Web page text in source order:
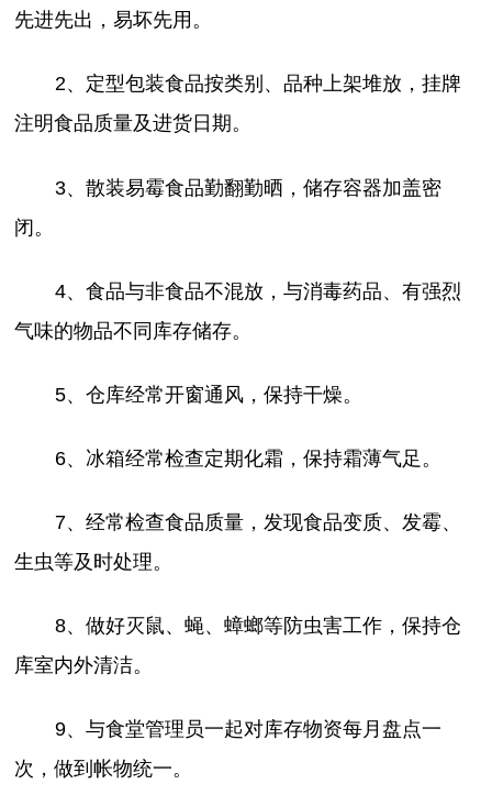
先进先出，易坏先用。
2、定型包装食品按类别、品种上架堆放，挂牌
注明食品质量及进货日期。
3、散装易霉食品勤翻勤晒，储存容器加盖密
闭。
4、食品与非食品不混放，与消毒药品、有强烈
气味的物品不同库存储存。
5、仓库经常开窗通风，保持干燥。
6、冰箱经常检查定期化霜，保持霜薄气足。
7、经常检查食品质量，发现食品变质、发霉、
生虫等及时处理。
8、做好灭鼠、蝇、蟑螂等防虫害工作，保持仓
库室内外清洁。
9、与食堂管理员一起对库存物资每月盘点一
次，做到帐物统一。